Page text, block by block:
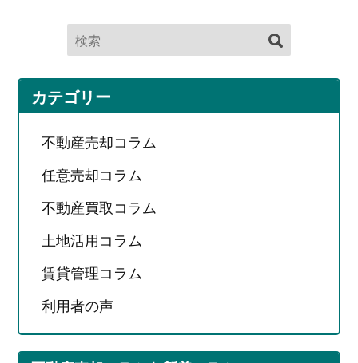
カテゴリー
不動産売却コラム
任意売却コラム
不動産買取コラム
土地活用コラム
賃貸管理コラム
利用者の声